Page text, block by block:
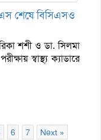
শেষে বিসিএসও
শশী ও ডা. সিলমা
স্বাস্থ্য ক্যাডারে
6 7 Next »